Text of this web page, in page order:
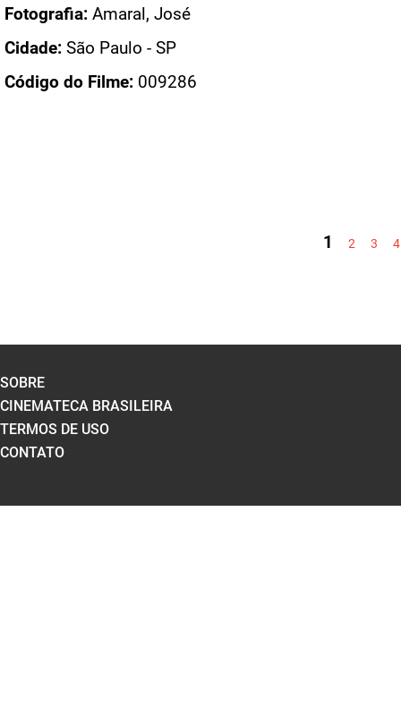
Fotografia: Amaral, José
Cidade: São Paulo - SP
Código do Filme: 009286
1 2 3 4
SOBRE
CINEMATECA BRASILEIRA
TERMOS DE USO
CONTATO